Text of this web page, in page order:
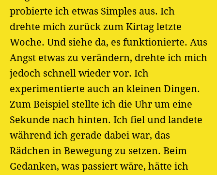
probierte ich etwas Simples aus. Ich
drehte mich zurück zum Kirtag letzte
Woche. Und siehe da, es funktionierte. Aus
Angst etwas zu verändern, drehte ich mich
jedoch schnell wieder vor. Ich
experimentierte auch an kleinen Dingen.
Zum Beispiel stellte ich die Uhr um eine
Sekunde nach hinten. Ich fiel und landete
während ich gerade dabei war, das
Rädchen in Bewegung zu setzen. Beim
Gedanken, was passiert wäre, hätte ich